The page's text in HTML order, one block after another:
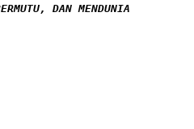
MENDUNIA